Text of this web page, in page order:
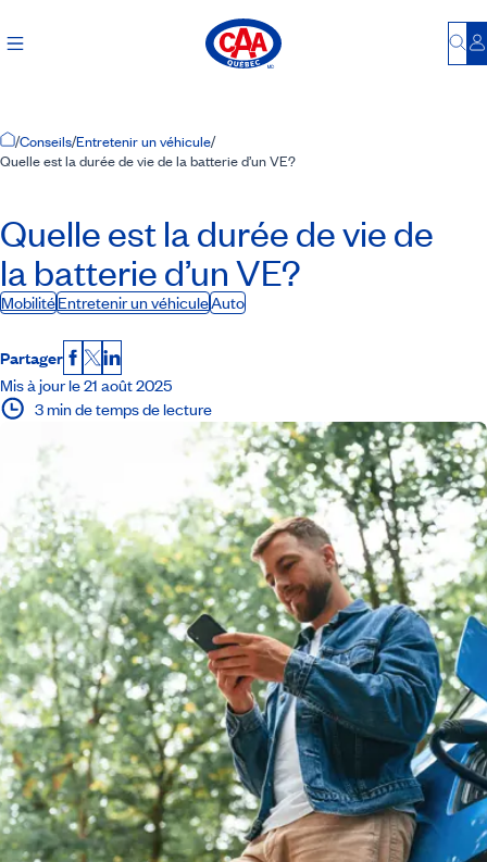
Accueil
/Conseils/Entretenir un véhicule/
Quelle est la durée de vie de la batterie d’un VE?
Quelle est la durée de vie de
la batterie d’un VE?
MobilitéEntretenir un véhiculeAuto
Partager Facebook
X LinkedIn
Mis à jour le 21 août 2025
3 min de temps de lecture